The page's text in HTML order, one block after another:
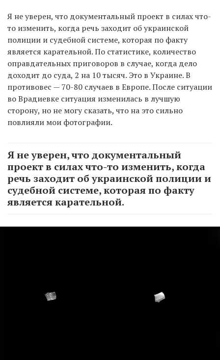
Я не уверен, что документальный проект в силах что-
то изменить, когда речь заходит об украинской
полиции и судебной системе, которая по факту
является карательной. По статистике, количество
оправдательных приговоров в случае, когда дело
доходит до суда, 2 на 10 тысяч. Это в Украине. В
противовес — 70-80 случаев в Европе. После ситуации
во Врадиевке ситуация изменилась в лучшую
сторону, но не могу сказать, что на это сильно
повлияли мои фотографии.
Я не уверен, что документальный
проект в силах что-то изменить, когда
речь заходит об украинской полиции и
судебной системе, которая по факту
является карательной.